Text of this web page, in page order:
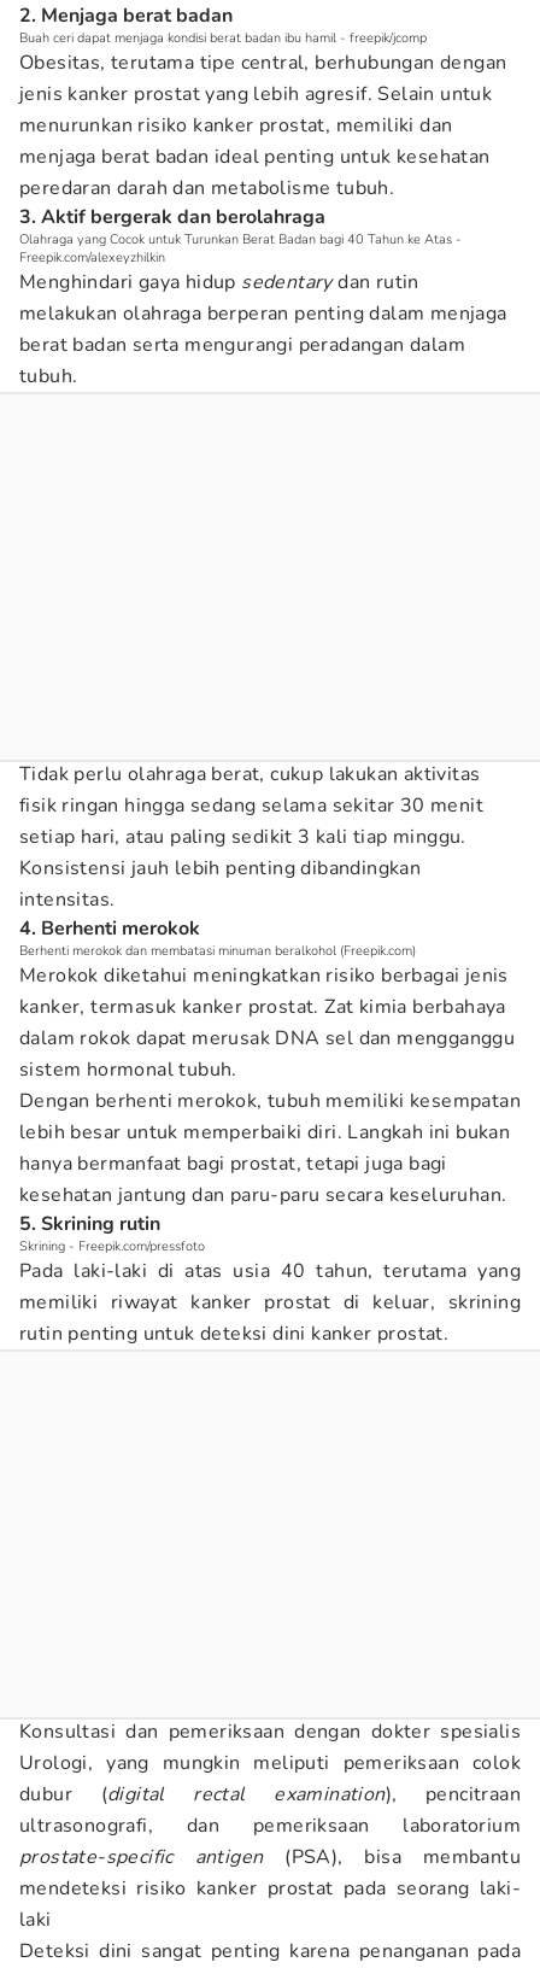
2. Menjaga berat badan
Buah ceri dapat menjaga kondisi berat badan ibu hamil - freepik/jcomp
Obesitas, terutama tipe central, berhubungan dengan
jenis kanker prostat yang lebih agresif. Selain untuk
menurunkan risiko kanker prostat, memiliki dan
menjaga berat badan ideal penting untuk kesehatan
peredaran darah dan metabolisme tubuh.
3. Aktif bergerak dan berolahraga
Olahraga yang Cocok untuk Turunkan Berat Badan bagi 40 Tahun ke Atas -
Freepik.com/alexeyzhilkin
Menghindari gaya hidup sedentarydan rutin
melakukan olahraga berperan penting dalam menjaga
berat badan serta mengurangi peradangan dalam
tubuh.
Tidak perlu olahraga berat, cukup lakukan aktivitas
fisik ringan hingga sedang selama sekitar 30 menit
setiap hari, atau paling sedikit 3 kali tiap minggu.
Konsistensi jauh lebih penting dibandingkan
intensitas.
4. Berhenti merokok
Berhenti merokok dan membatasi minuman beralkohol (Freepik.com)
Merokok diketahui meningkatkan risiko berbagai jenis
kanker, termasuk kanker prostat. Zat kimia berbahaya
dalam rokok dapat merusak DNA sel dan mengganggu
sistem hormonal tubuh.
Dengan berhenti merokok, tubuh memiliki kesempatan
lebih besar untuk memperbaiki diri. Langkah ini bukan
hanya bermanfaat bagi prostat, tetapi juga bagi
kesehatan jantung dan paru-paru secara keseluruhan.
5. Skrining rutin
Skrining - Freepik.com/pressfoto
Pada laki-laki di atas usia 40 tahun, terutama yang
memiliki riwayat kanker prostat di keluar, skrining
rutin penting untuk deteksi dini kanker prostat.
Konsultasi dan pemeriksaan dengan dokter spesialis
Urologi, yang mungkin meliputi pemeriksaan colok
dubur (digital rectal examination), pencitraan
ultrasonografi, dan pemeriksaan laboratorium
prostate-specific antigen (PSA), bisa membantu
mendeteksi risiko kanker prostat pada seorang laki-
laki
Deteksi dini sangat penting karena penanganan pada